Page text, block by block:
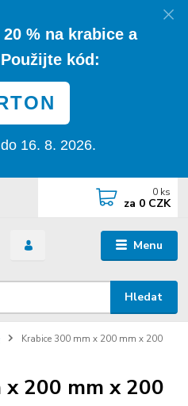
20 % na krabice a
kód:
16. 8. 2026.
Menu
Hledat
0 ks
za 0 CZK
Krabice 300 mm x 200 mm x 200
x 200 mm x 200